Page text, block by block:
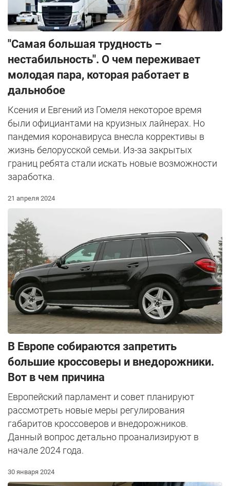
"Самая большая трудность –
нестабильность". О чем переживает
молодая пара, которая работает в
дальнобое
Ксения и Евгений из Гомеля некоторое время
были официантами на круизных лайнерах. Но
пандемия коронавируса внесла коррективы в
жизнь белорусской семьи. Из-за закрытых
границ ребята стали искать новые возможности
заработка.
21 апреля 2024
В Европе собираются запретить
большие кроссоверы и внедорожники.
Вот в чем причина
Европейский парламент и совет планируют
рассмотреть новые меры регулирования
габаритов кроссоверов и внедорожников.
Данный вопрос детально проанализируют в
начале 2024 года.
30 января 2024